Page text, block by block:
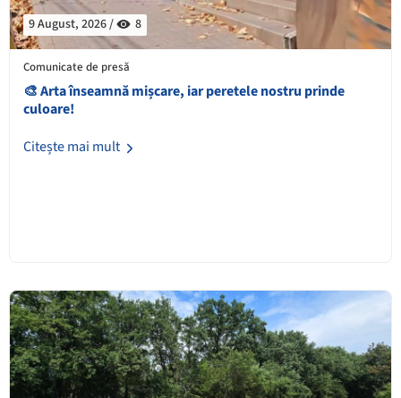
9 August, 2026 / 8
Comunicate de presă
🎨 Arta înseamnă mișcare, iar peretele nostru prinde
culoare!
Citește mai mult